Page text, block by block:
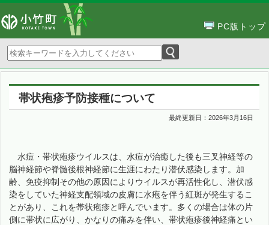
PC版トップ
帯状疱疹予防接種について
最終更新日：2026年3月16日
水痘・帯状疱疹ウイルスは、水痘が治癒した後も三叉神経等の
脳神経節や脊髄後根神経節に生涯にわたり潜伏感染します。加
齢、免疫抑制その他の原因によりウイルスが再活性化し、潜伏感
染をしていた神経支配領域の皮膚に水疱を伴う紅斑が発生するこ
とがあり、これを帯状疱疹と呼んでいます。多くの場合は体の片
側に帯状に広がり、かなりの痛みを伴い、帯状疱疹後神経痛とい